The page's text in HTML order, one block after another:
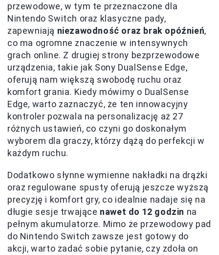
przewodowe, w tym te przeznaczone dla
Nintendo Switch oraz klasyczne pady,
zapewniają niezawodność oraz brak opóźnień,
co ma ogromne znaczenie w intensywnych
grach online. Z drugiej strony bezprzewodowe
urządzenia, takie jak Sony DualSense Edge,
oferują nam większą swobodę ruchu oraz
komfort grania. Kiedy mówimy o DualSense
Edge, warto zaznaczyć, że ten innowacyjny
kontroler pozwala na personalizację aż 27
różnych ustawień, co czyni go doskonałym
wyborem dla graczy, którzy dążą do perfekcji w
każdym ruchu.
Dodatkowo słynne wymienne nakładki na drążki
oraz regulowane spusty oferują jeszcze wyższą
precyzję i komfort gry, co idealnie nadaje się na
długie sesje trwające nawet do 12 godzin na
pełnym akumulatorze. Mimo że przewodowy pad
do Nintendo Switch zawsze jest gotowy do
akcji, warto zadać sobie pytanie, czy zdoła on